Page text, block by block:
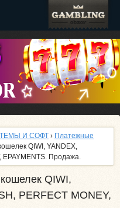
И СОФТ › Платежные
QIWI, YANDEX,
EPAYMENTS. Продажа.
QIWI,
PERFECT MONEY,